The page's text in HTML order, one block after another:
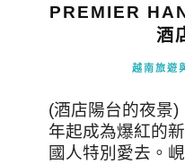
PREMIER
酒
越南旅遊
(酒店陽台的夜景
年起成為爆紅的
國人特別愛去。